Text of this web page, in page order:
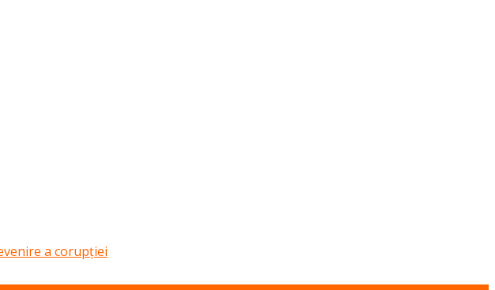
a corupției